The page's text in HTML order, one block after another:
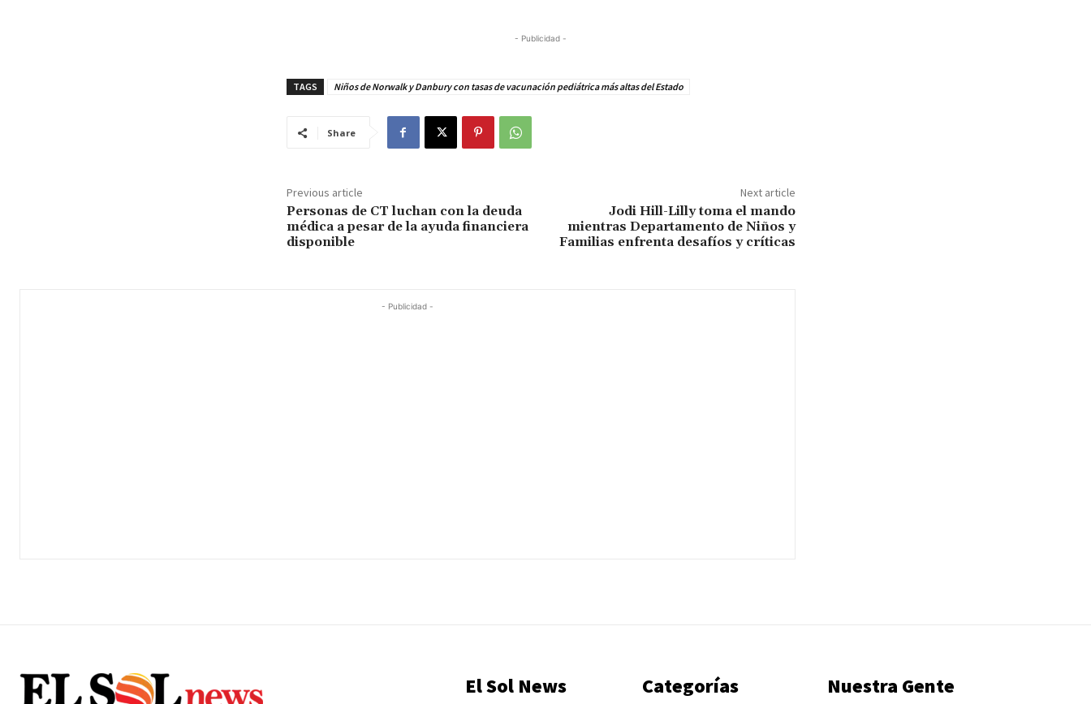
- Publicidad -
TAGS Niños de Norwalk y Danbury con tasas de vacunación pediátrica más altas del Estado
Share
Previous article
Personas de CT luchan con la deuda
médica a pesar de la ayuda financiera
disponible
Next article
Jodi Hill-Lilly toma el mando
mientras Departamento de Niños y
Familias enfrenta desafíos y críticas
- Publicidad -
El Sol News Categorías Nuestra Gente